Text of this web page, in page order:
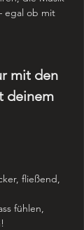
egal ob mit
mit den
deinem
fließend,
fühlen,